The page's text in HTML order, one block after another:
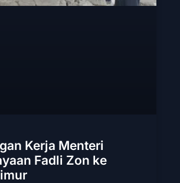
Kerja Menteri
Fadli Zon ke